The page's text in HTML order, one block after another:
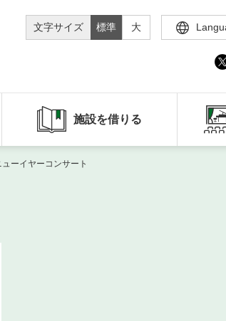
文字サイズ 標準 大
施設を借りる
ーイヤーコンサート